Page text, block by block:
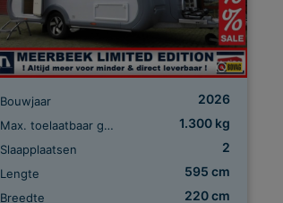
Bouwjaar 2026
Max. toelaatbaar gewicht 1.300 kg
Slaapplaatsen 2
Lengte 595 cm
Breedte 220 cm